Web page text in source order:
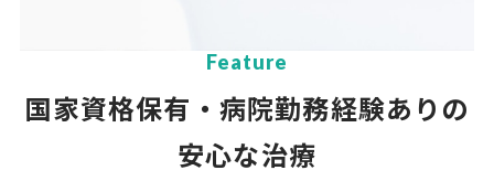
Feature
国家資格保有・病院勤務経験ありの
安心な治療